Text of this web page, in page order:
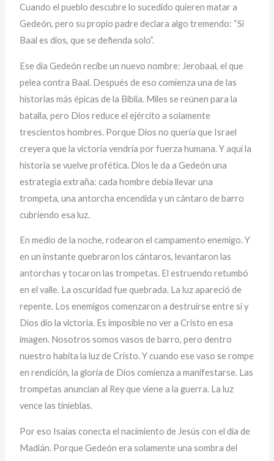
Cuando el pueblo descubre lo sucedido quieren matar a
Gedeón, pero su propio padre declara algo tremendo: “Si
Baal es dios, que se defienda solo”.
Ese día Gedeón recibe un nuevo nombre: Jerobaal, el que
pelea contra Baal. Después de eso comienza una de las
historias más épicas de la Biblia. Miles se reúnen para la
batalla, pero Dios reduce el ejército a solamente
trescientos hombres. Porque Dios no quería que Israel
creyera que la victoria vendría por fuerza humana. Y aquí la
historia se vuelve profética. Dios le da a Gedeón una
estrategia extraña: cada hombre debía llevar una
trompeta, una antorcha encendida y un cántaro de barro
cubriendo esa luz.
En medio de la noche, rodearon el campamento enemigo. Y
en un instante quebraron los cántaros, levantaron las
antorchas y tocaron las trompetas. El estruendo retumbó
en el valle. La oscuridad fue quebrada. La luz apareció de
repente. Los enemigos comenzaron a destruirse entre sí y
Dios dio la victoria. Es imposible no ver a Cristo en esa
imagen. Nosotros somos vasos de barro, pero dentro
nuestro habita la luz de Cristo. Y cuando ese vaso se rompe
en rendición, la gloria de Dios comienza a manifestarse. Las
trompetas anuncian al Rey que viene a la guerra. La luz
vence las tinieblas.
Por eso Isaías conecta el nacimiento de Jesús con el día de
Madián. Porque Gedeón era solamente una sombra del